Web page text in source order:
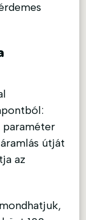
paraméter
útját
az